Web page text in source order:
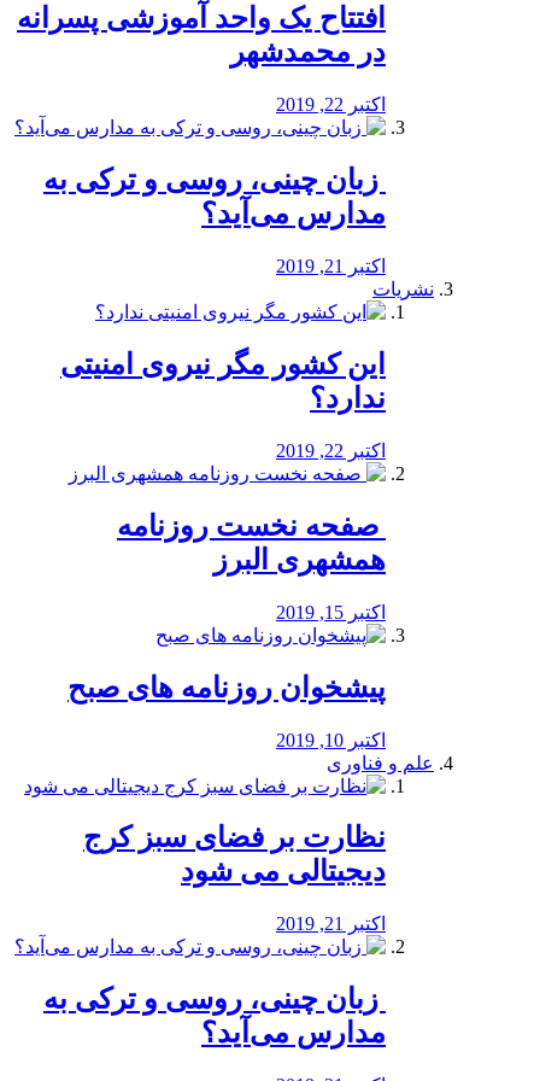
افتتاح یک واحد آموزشی پسرانه
در محمدشهر
اکتبر 22, 2019
️ زبان چینی، روسی و ترکی به
مدارس می‌آید؟
اکتبر 21, 2019
نشریات
این کشور مگر نیروی امنیتی
ندارد؟
اکتبر 22, 2019
️ صفحه نخست روزنامه‌
همشهری البرز
اکتبر 15, 2019
پیشخوان روزنامه های صبح
اکتبر 10, 2019
علم و فناوری
نظارت بر فضای سبز کرج
دیجیتالی می شود
اکتبر 21, 2019
️ زبان چینی، روسی و ترکی به
مدارس می‌آید؟